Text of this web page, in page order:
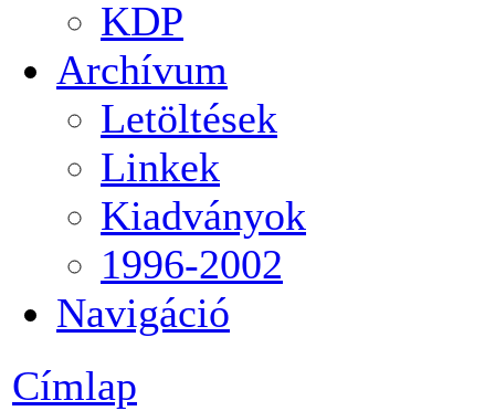
KDP
Archívum
Letöltések
Linkek
Kiadványok
1996-2002
Navigáció
Címlap